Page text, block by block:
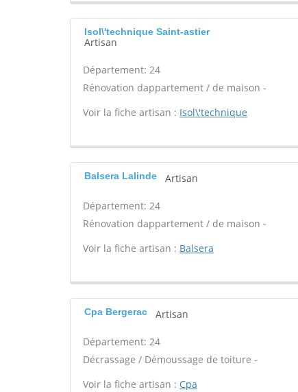
Isol\'technique Saint-astier
Artisan
Département: 24
Rénovation dappartement / de maison -
Voir la fiche artisan : Isol\'technique
Balsera Lalinde Artisan
Département: 24
Rénovation dappartement / de maison -
Voir la fiche artisan : Balsera
Cpa Bergerac Artisan
Département: 24
Décrassage / Démoussage de toiture -
Voir la fiche artisan : Cpa